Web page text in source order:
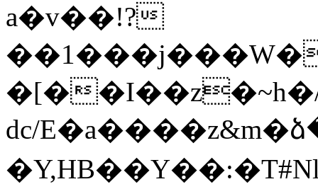
a�v��!?
�[�
dc/